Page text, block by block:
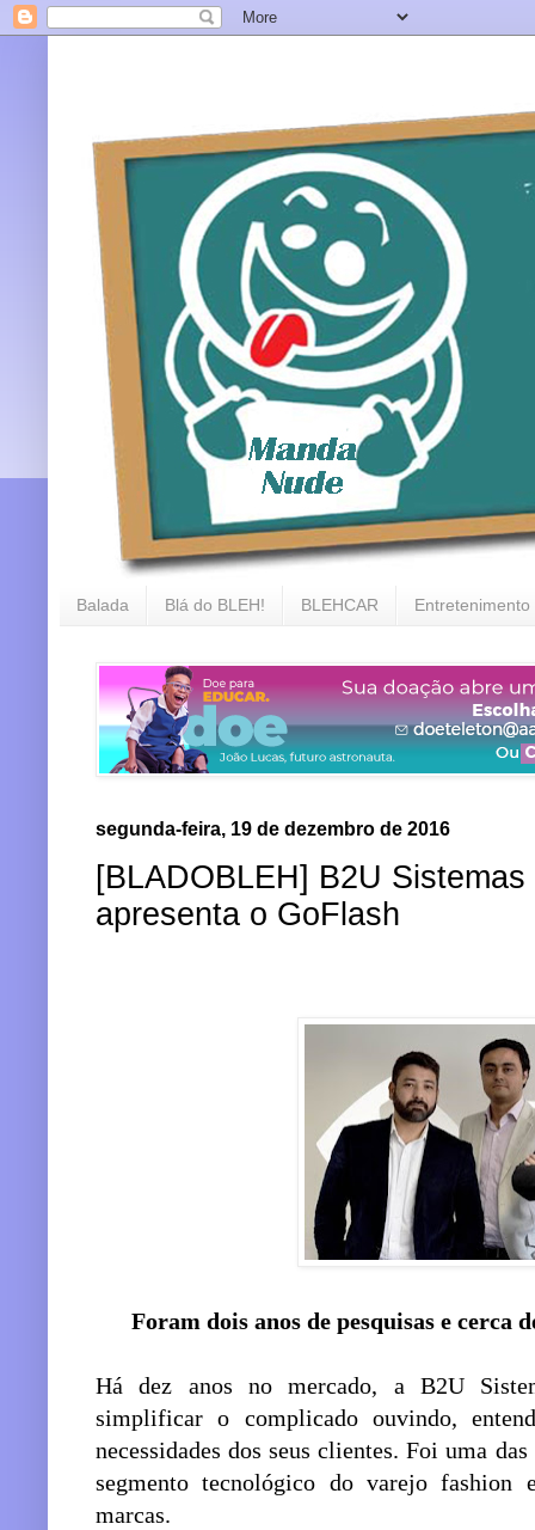
Balada Blá do BLEH! BLEHCAR Entretenimento
segunda-feira, 19 de dezembro de 2016
[BLADOBLEH] B2U
apresenta o GoFlash
Foram dois anos de pesquisas e cerca
Há dez anos no mercado, a B2U
simplificar o complicado ouvindo,
necessidades dos seus clientes. Foi uma
segmento tecnológico do varejo fashion
marcas.